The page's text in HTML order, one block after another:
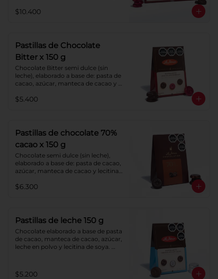
cacao: 52%.
$10.400
Pastillas de Chocolate
Bitter x 150 g
Chocolate Bitter semi dulce (sin
leche), elaborado a base de: pasta de
cacao, azúcar, manteca de cacao y
cacao: 52%.
$5.400
Pastillas de chocolate 70%
cacao x 150 g
Chocolate semi dulce (sin leche),
elaborado a base de: pasta de cacao,
azúcar, manteca de cacao y lecitina
$6.300
Pastillas de leche 150 g
Chocolate elaborado a base de pasta
de cacao, manteca de cacao, azúcar,
leche en polvo y lecitina de soya.
$5.200